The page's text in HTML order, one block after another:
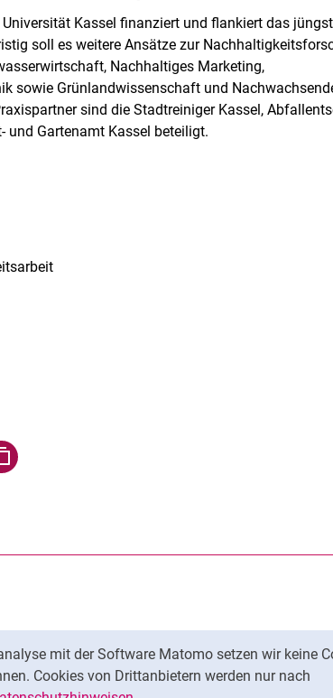
mit der Software Matomo setzen wir keine
Cookies von Drittanbietern werden nur nach
Universität Kassel finanziert und flankiert das
soll es weitere Ansätze zur
Nachhaltiges Marketing,
sowie Grünlandwissenschaft und
sind die Stadtreiniger Kassel,
und Gartenamt Kassel beteiligt.
teilen (externer Link, öffnet neues Fenster)
über Facebook teilen (externer Link, öffnet neues